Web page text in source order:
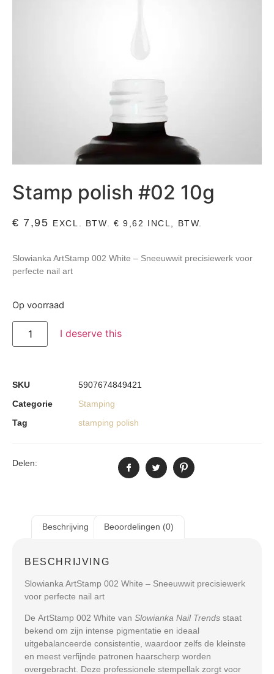
Stamp polish #02 10g
€ 7,95 EXCL. BTW. € 9,62 INCL, BTW.
Slowianka ArtStamp 002 White – Sneeuwwit precisiewerk voor
perfecte nail art
Op voorraad
I deserve this
SKU
5907674849421
Categorie
Stamping
Tag
stamping polish
Delen:
Beschrijving Beoordelingen (0)
BESCHRIJVING
Slowianka ArtStamp 002 White – Sneeuwwit precisiewerk
voor perfecte nail art
De ArtStamp 002 White van Slowianka Nail Trends staat
bekend om zijn intense pigmentatie en ideaal
uitgebalanceerde consistentie , waardoor zelfs de kleinste
en meest verfijnde patronen haarscherp worden
overgebracht. Deze professionele stempellak zorgt voor